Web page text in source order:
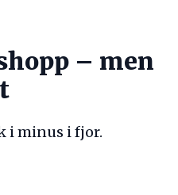
– men
i minus i fjor.